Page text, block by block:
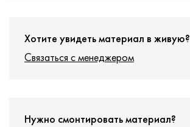
Хотите увидеть материал в живую?
Связаться с менеджером
Нужно смонтировать материал?